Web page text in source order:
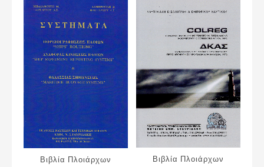
Βιβλία Πλοιάρχων
Βιβλία Πλοιάρχων